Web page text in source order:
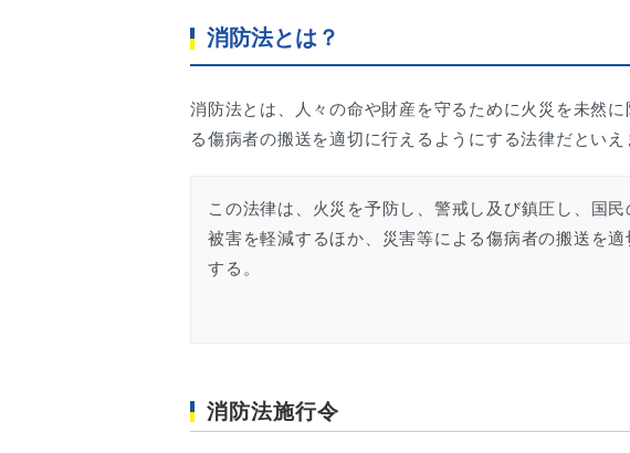
消防法とは？
消防法とは、人々の命や財産を守るために火災を未然
る傷病者の搬送を適切に行えるようにする法律だとい
この法律は、火災を予防し、警戒し及び鎮圧し、国
被害を軽減するほか、災害等による傷病者の搬送を
する。
消防法施行令